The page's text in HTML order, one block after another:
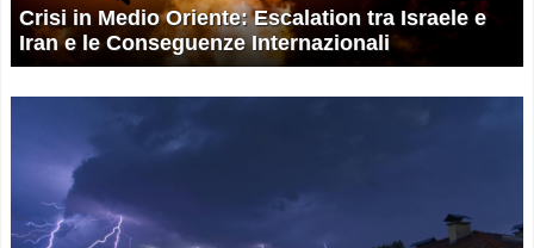
Crisi in Medio Oriente: Escalation tra Israele e
Iran e le Conseguenze Internazionali